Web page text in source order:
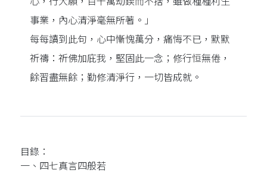
事業，內心清淨毫無所著。」
每每讀到此句，心中慚愧萬分，痛悔不已，默默
祈禱：祈佛加庇我，堅固此一念；修行恒無倦，
餘習盡無餘；勤修清淨行，一切皆成就。
目錄：
一、四七真言四般若